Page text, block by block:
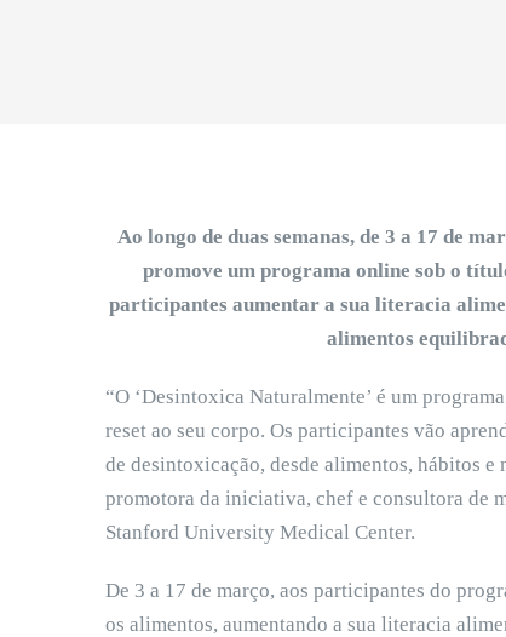
Ao longo de duas semanas, de 3 a 17 de
promove um programa online sob o
participantes aumentar a sua literacia
alimentos
“O ‘Desintoxica Naturalmente’ é um
reset ao seu corpo. Os participantes vão
de desintoxicação, desde alimentos, hábitos e
promotora da iniciativa, chef e consultora de
Stanford University Medical Center.
De 3 a 17 de março, aos participantes do
os alimentos, aumentando a sua literacia